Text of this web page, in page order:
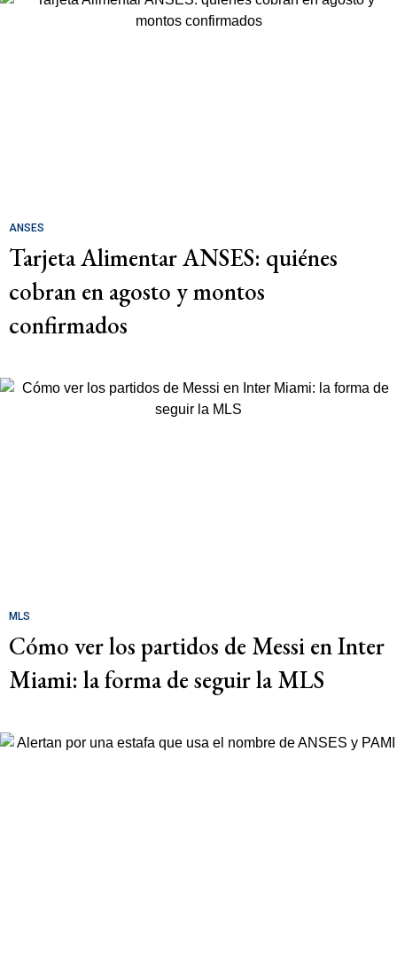
ANSES
Tarjeta Alimentar ANSES: quiénes
cobran en agosto y montos
confirmados
MLS
Cómo ver los partidos de Messi en Inter
Miami: la forma de seguir la MLS